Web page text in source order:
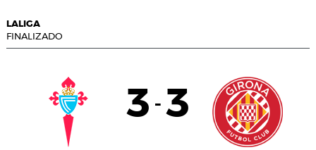
LALIGA
FINALIZADO
3 - 3